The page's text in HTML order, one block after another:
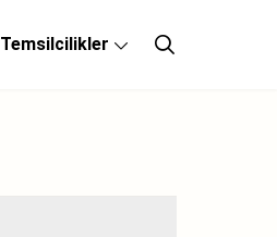
Temsilcilikler